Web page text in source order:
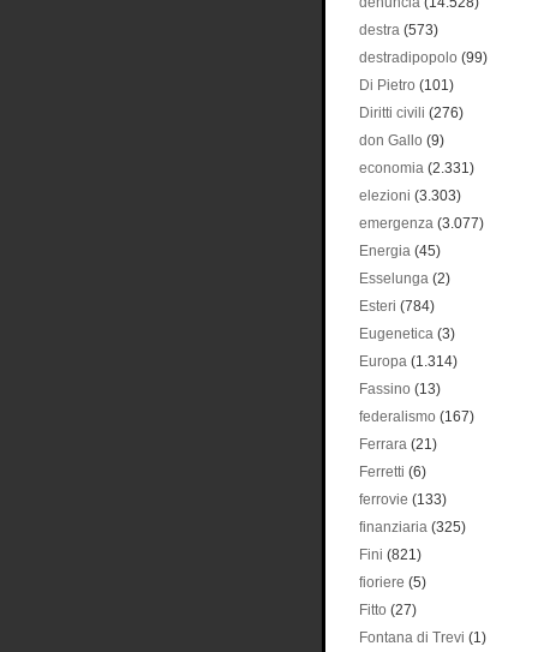
destra (573)
destradipopolo (99)
Di Pietro (101)
Diritti civili (276)
don Gallo (9)
economia (2.331)
elezioni (3.303)
emergenza (3.077)
Energia (45)
Esselunga (2)
Esteri (784)
Eugenetica (3)
Europa (1.314)
Fassino (13)
federalismo (167)
Ferrara (21)
Ferretti (6)
ferrovie (133)
finanziaria (325)
Fini (821)
fioriere (5)
Fitto (27)
Fontana di Trevi (1)